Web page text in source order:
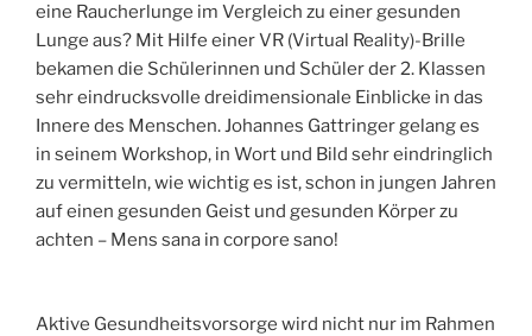
eine Raucherlunge im Vergleich zu einer gesunden
Lunge aus? Mit Hilfe einer VR (Virtual Reality)-Brille
bekamen die Schülerinnen und Schüler der 2. Klassen
sehr eindrucksvolle dreidimensionale Einblicke in das
Innere des Menschen. Johannes Gattringer gelang es
in seinem Workshop, in Wort und Bild sehr eindringlich
zu vermitteln, wie wichtig es ist, schon in jungen Jahren
auf einen gesunden Geist und gesunden Körper zu
achten – Mens sana in corpore sano!
Aktive Gesundheitsvorsorge wird nicht nur im Rahmen